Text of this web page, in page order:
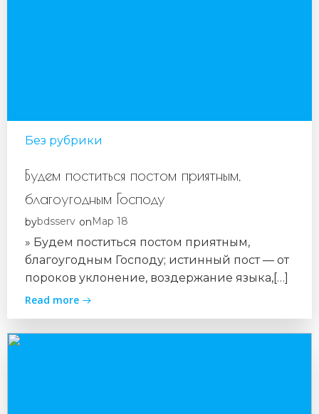
Без рубрики
Будем поститься постом приятным,
благоугодным Господу
bybdsserv onМар 18
» Будем поститься постом приятным,
благоугодным Господу; истинный пост — от
пороков уклонение, воздержание языка,[…]
Read more